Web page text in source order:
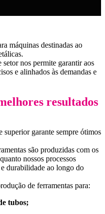
máquinas destinadas ao
nos permite garantir aos
e alinhados às demandas e
resultados
superior garante sempre ótimos
são produzidas com os
nossos processos
durabilidade ao longo do
de ferramentas para:
tubos;